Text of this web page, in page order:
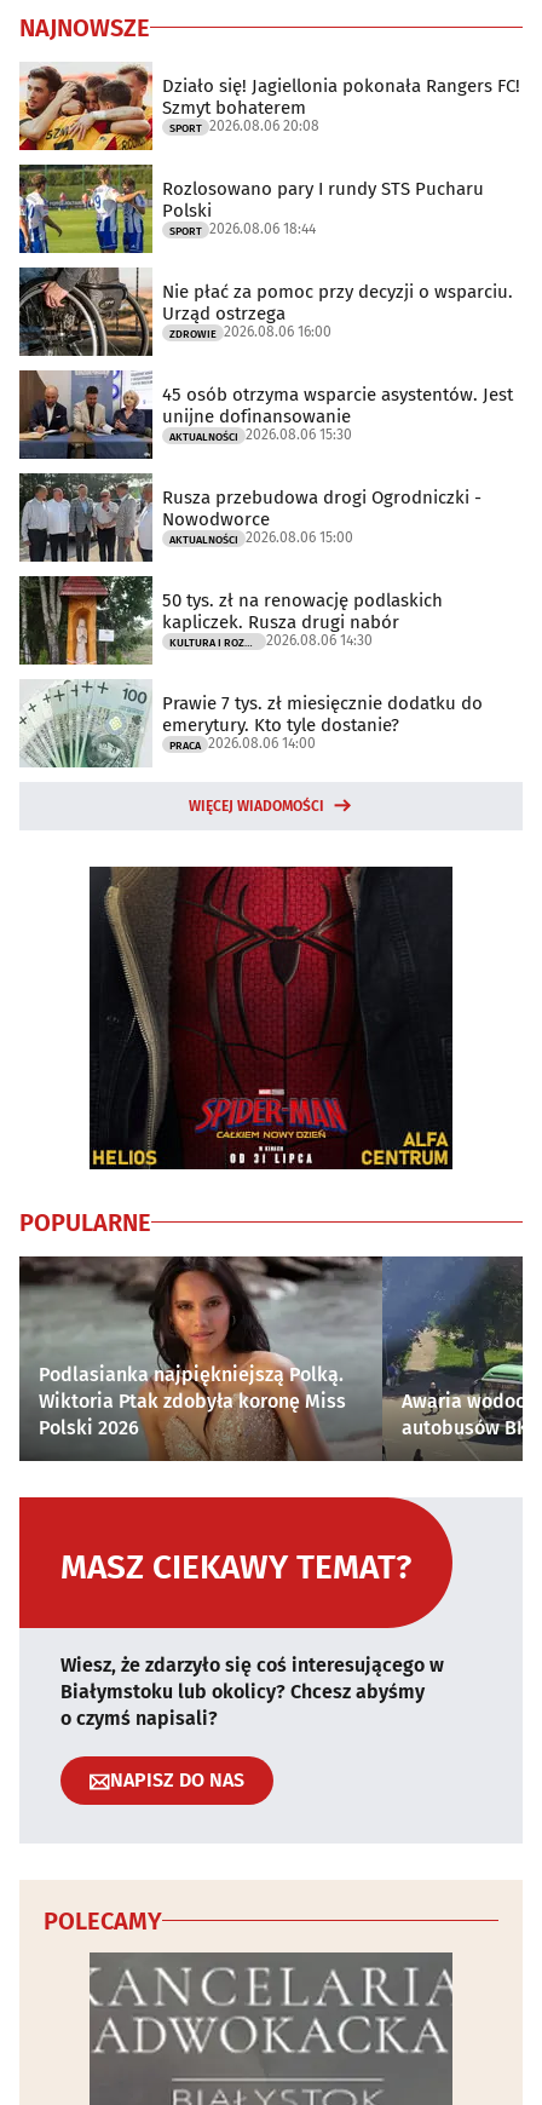
NAJNOWSZE
Działo się! Jagiellonia pokonała Rangers FC!
Szmyt bohaterem
SPORT 2026.08.06 20:08
Rozlosowano pary I rundy STS Pucharu
Polski
SPORT 2026.08.06 18:44
Nie płać za pomoc przy decyzji o wsparciu.
Urząd ostrzega
ZDROWIE 2026.08.06 16:00
45 osób otrzyma wsparcie asystentów. Jest
unijne dofinansowanie
AKTUALNOŚCI 2026.08.06 15:30
Rusza przebudowa drogi Ogrodniczki -
Nowodworce
AKTUALNOŚCI 2026.08.06 15:00
50 tys. zł na renowację podlaskich
kapliczek. Rusza drugi nabór
KULTURA I ROZRYWKA 2026.08.06 14:30
Prawie 7 tys. zł miesięcznie dodatku do
emerytury. Kto tyle dostanie?
PRACA 2026.08.06 14:00
WIĘCEJ WIADOMOŚCI
POPULARNE
Podlasianka najpiękniejszą Polką.
Wiktoria Ptak zdobyła koronę Miss
Polski 2026
Awaria
autobusów
MASZ CIEKAWY TEMAT?
Wiesz, że zdarzyło się coś interesującego w
Białymstoku lub okolicy? Chcesz abyśmy
o czymś napisali?
NAPISZ DO NAS
POLECAMY